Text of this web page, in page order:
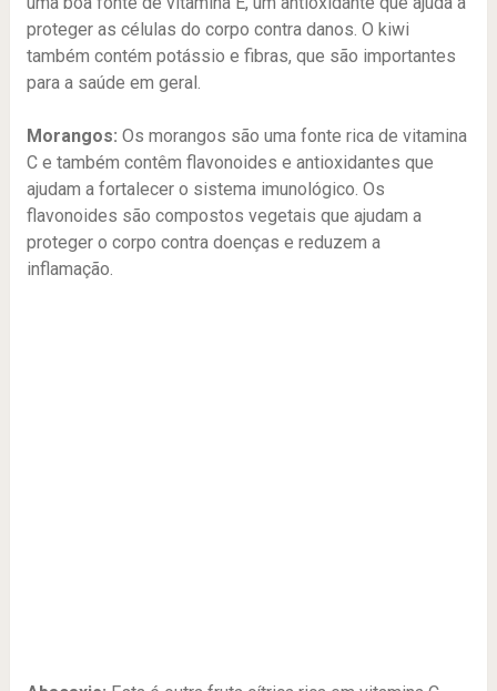
proteger as células do corpo contra danos. O kiwi
também contém potássio e fibras, que são importantes
para a saúde em geral.
Morangos: Os morangos são uma fonte rica de vitamina
C e também contêm flavonoides e antioxidantes que
ajudam a fortalecer o sistema imunológico. Os
flavonoides são compostos vegetais que ajudam a
proteger o corpo contra doenças e reduzem a
inflamação.